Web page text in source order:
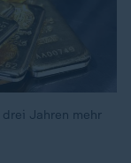
Jahren mehr